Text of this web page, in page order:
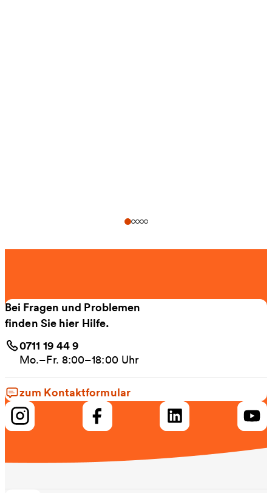
Bei Fragen und Problemen
finden Sie hier Hilfe.
0711 19 44 9
Mo.–Fr. 8:00–18:00 Uhr
zum Kontaktformular